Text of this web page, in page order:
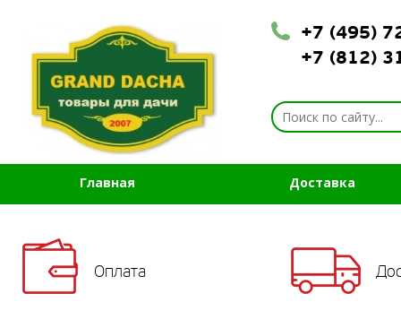
+7 (495)
+7 (812)
Главная Доставка
Оплата